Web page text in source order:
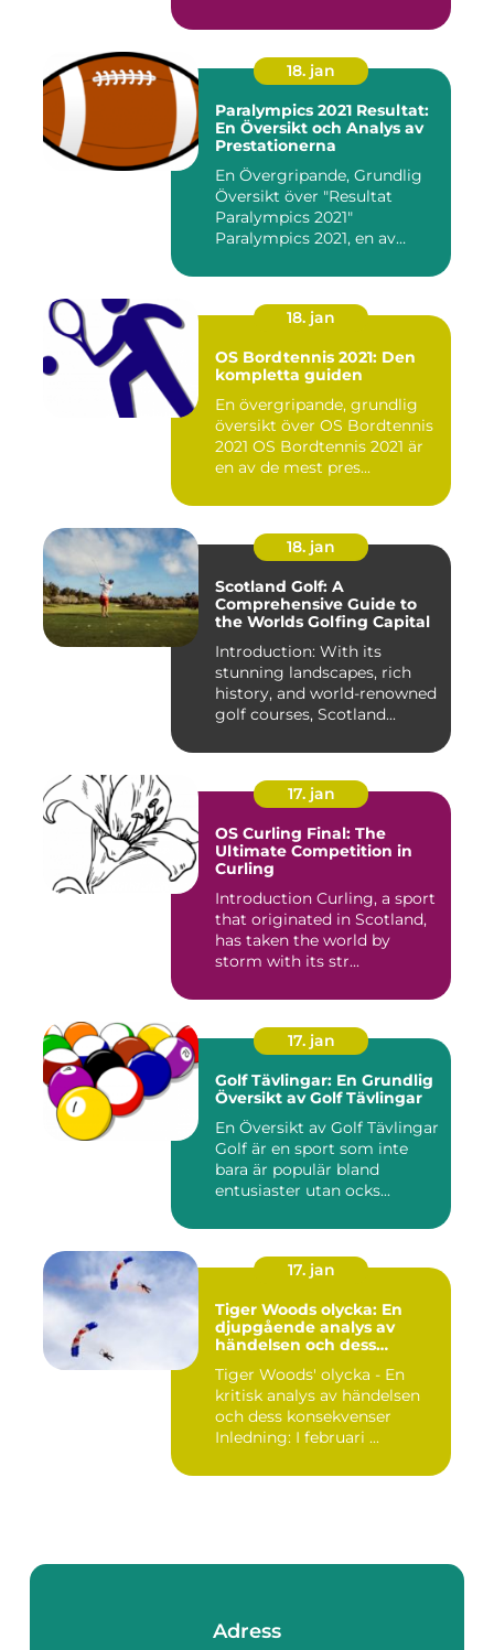
18. jan
Paralympics 2021 Resultat:
En Översikt och Analys av
Prestationerna
En Övergripande, Grundlig
Översikt över "Resultat
Paralympics 2021"
Paralympics 2021, en av
18. jan
OS Bordtennis 2021: Den
kompletta guiden
En övergripande, grundlig
översikt över OS Bordtennis
2021 OS Bordtennis 2021 är
en av de mest pres...
18. jan
Scotland Golf: A
Comprehensive Guide to
the Worlds Golfing Capital
Introduction: With its
stunning landscapes, rich
history, and world-renowned
golf courses, Scotland...
17. jan
OS Curling Final: The
Ultimate Competition in
Curling
Introduction Curling, a sport
that originated in Scotland,
has taken the world by
storm with its str...
17. jan
Golf Tävlingar: En Grundlig
Översikt av Golf Tävlingar
En Översikt av Golf Tävlingar
Golf är en sport som inte
bara är populär bland
entusiaster utan ocks...
17. jan
Tiger Woods olycka: En
djupgående analys av
händelsen och dess
Tiger Woods' olycka - En
kritisk analys av händelsen
och dess konsekvenser
Inledning: I februari ...
Adress